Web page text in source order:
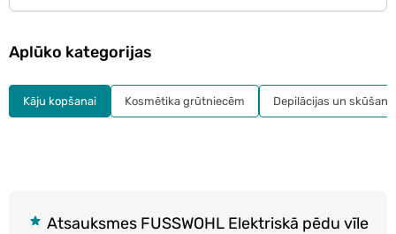
Atsauksmes FUSSWOHL Elektriskā pēdu vīle
Aplūko kategorijas
Kāju kopšanai Kosmētika grūtniecēm Depilācijas un